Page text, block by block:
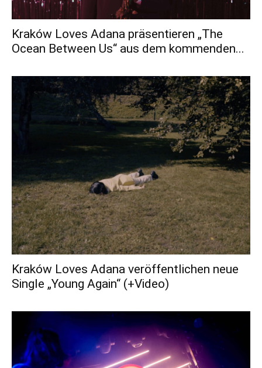
Kraków Loves Adana präsentieren „The
Ocean Between Us“ aus dem kommenden...
Kraków Loves Adana veröffentlichen neue
Single „Young Again“ (+Video)